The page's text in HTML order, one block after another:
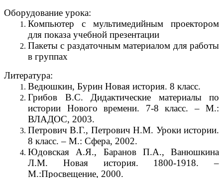
Оборудование урока:
Компьютер с мультимедийным проектором
для показа учебной презентации
Пакеты с раздаточным материалом для работы
в группах
Литература:
Ведюшкин, Бурин Новая история. 8 класс.
Грибов В.С. Дидактические материалы по
истории Нового времени. 7-8 класс. – М.:
ВЛАДОС, 2003.
Петрович В.Г., Петрович Н.М. Уроки истории.
8 класс. – М.: Сфера, 2002.
Юдовская А.Я., Баранов П.А., Ванюшкина
Л.М. Новая история. 1800-1918. –
М.:Просвещение, 2000.